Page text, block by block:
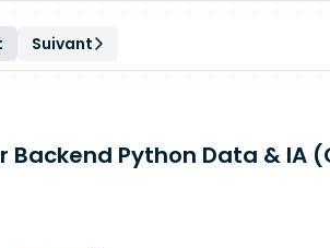
Suivant
Backend Python Data & IA